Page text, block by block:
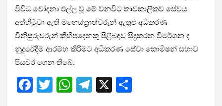
විවිධ චෝදනා එල්ල වූ මේ වනවිට තාවකාලිකව සේවය
අත්හිටුවා ඇති මහෙස්ත්‍රාත්වරුන් ඇතුළු අධිකරණ
විනිසුරුවරුන් කිහිපදෙනකු පිළිබඳව සිදුකරන විමර්ශන ද
නුදුරේදීම ආරම්භ කිරීමට අධිකරණ සේවා කොමිෂන් සභාව
පියවර ගෙන තිබේ.
F
T
W T
X